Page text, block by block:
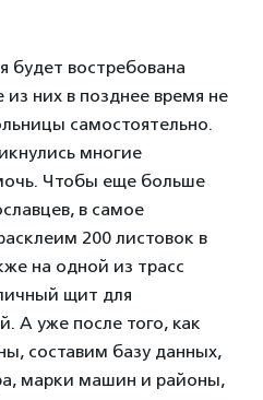
востребована
них в позднее время не
самостоятельно.
многие
Чтобы еще больше
в самое
200 листовок в
на одной из трасс
щит для
А уже после того, как
составим базу данных,
марки машин и районы,